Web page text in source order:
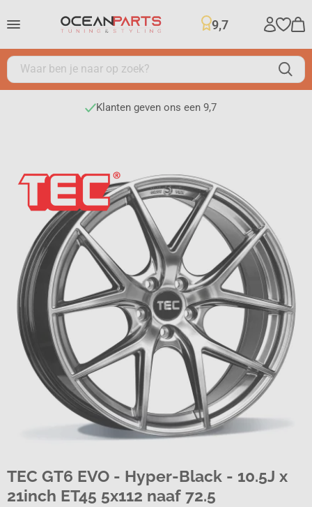
9,7
Klanten geven ons een 9,7
TEC GT6 EVO - Hyper-Black - 10.5J x
21inch ET45 5x112 naaf 72.5